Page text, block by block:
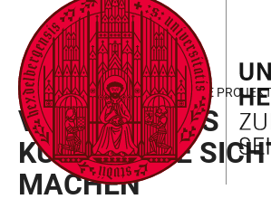
LINKS
ZUR
BARRIEREFREIHEIT
ZUM
HAUPTINHALT
HAUPTNAVIGATION
ÖFFNEN
WEBSEITENSUCHE
ÖFFNEN
FIELD OF FOCUS III - GEFÖRDERTE
VERBORGENES
KULTURERBE
MACHEN